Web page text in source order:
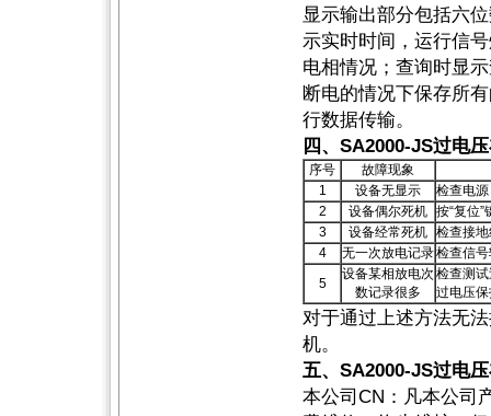
显示输出部分包括六
示实时时间，运行信
电相情况；查询时显
断电的情况下保存所
行数据传输。
四、SA2000-JS过电
序号
故障现象
1
设备无显示
检查电源
2
设备偶尔死机 按“复位
3
设备经常死机 检查接
4
无一次放电记录检查信
5
设备某相放电次
数记录很多
检查测
过电压
对于通过上述方法无
机。
五、SA2000-JS过电
本公司CN：凡本公司